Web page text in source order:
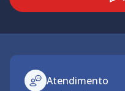
Atendimento